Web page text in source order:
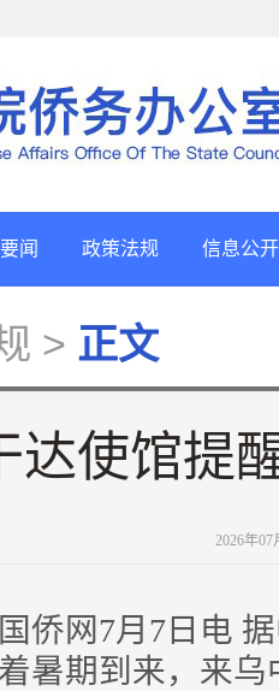
闻 政策法规 信息公开
> 正文
达使馆提
2026年
网7月7日电 据
暑期到来，来